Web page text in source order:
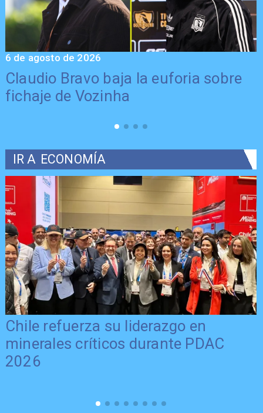
Claudio Bravo baja la euforia sobre
fichaje de Vozinha
6 de agosto de 2026
IR A ECONOMÍA
Chile refuerza su liderazgo en
minerales críticos durante PDAC
2026